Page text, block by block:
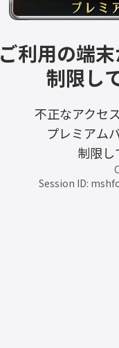
ご利用の端
制限し
不正なアクセ
プレミアム
制限し
Session ID: